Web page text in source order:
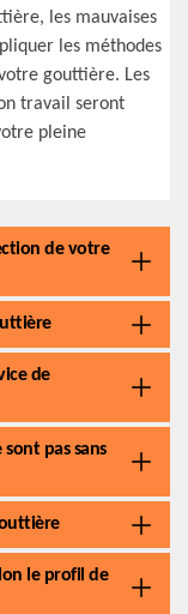
les mauvaises
les méthodes
gouttière. Les
travail seront
pleine
de votre
de
pas sans
le profil de